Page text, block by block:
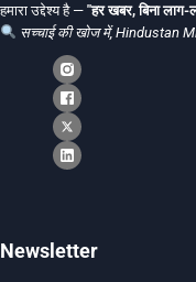
हमारा उद्देश्य है — "हर खबर, बिना लाग-
सच्चाई की खोज में, Hindustan
Newsletter